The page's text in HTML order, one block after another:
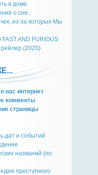
в доме
о сне..
из-за которых Мы
AND FURIOUS
(2020)
нас интернет
комменты
страницы
дат и событий
названий (по
преступного